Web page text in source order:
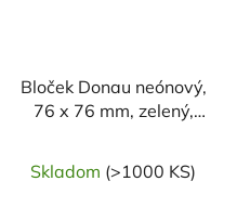
Bloček Donau neónový,
76 x 76 mm, zelený,
Skladom (>1000 KS)